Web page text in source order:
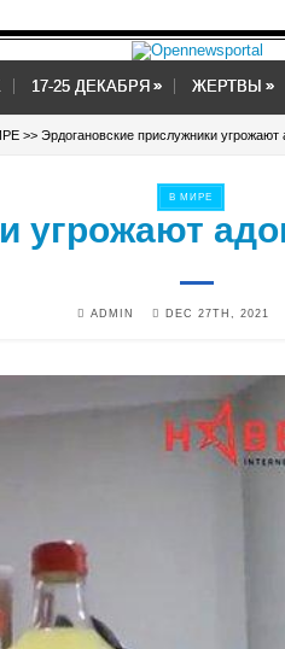
17-25 ДЕКАБРЯ »
» ЖЕРТВЫ »
»
>> Эрдогановские прислужники
В МИРЕ
угрожают
ADMIN DEC 27TH, 2021